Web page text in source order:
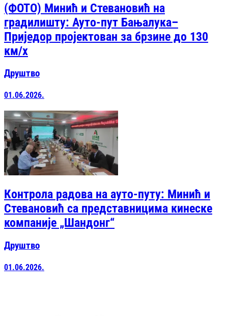
(ФОТО) Минић и Стевановић на
градилишту: Ауто-пут Бањалука–
Приједор пројектован за брзине до 130
км/х
Друштво
01.06.2026.
Контрола радова на ауто-путу: Минић и
Стевановић са представницима кинеске
компаније „Шандонг“
Друштво
01.06.2026.